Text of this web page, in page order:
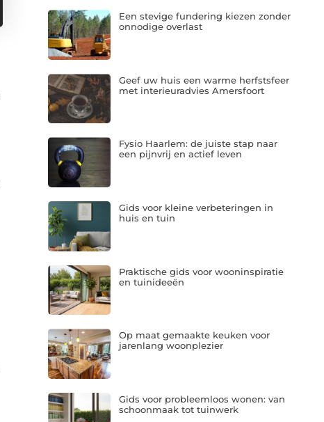
Een stevige fundering kiezen zonder
onnodige overlast
Geef uw huis een warme herfstsfeer
met interieuradvies Amersfoort
Fysio Haarlem: de juiste stap naar
een pijnvrij en actief leven
Gids voor kleine verbeteringen in
huis en tuin
Praktische gids voor wooninspiratie
en tuinideeën
Op maat gemaakte keuken voor
jarenlang woonplezier
Gids voor probleemloos wonen: van
schoonmaak tot tuinwerk